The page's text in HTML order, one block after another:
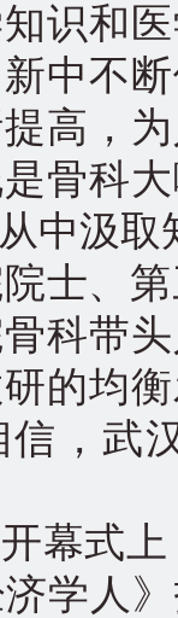
识和
中不
高，
骨科
中汲取
、第
科带
的均
，武
式上
学人